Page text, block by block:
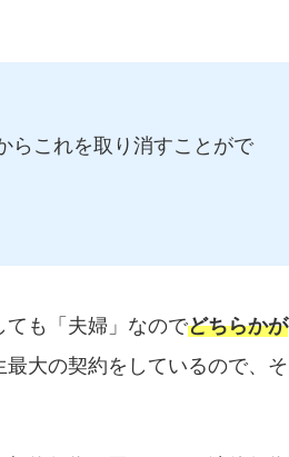
らこれを取り消すことがで
ても「夫婦」なのでどちらかが
大の契約をしているので、そ